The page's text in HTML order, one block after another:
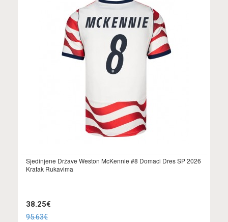
Sjedinjene Države Weston McKennie #8 Domaci Dres SP 2026
Kratak Rukavima
38.25€
95.63€